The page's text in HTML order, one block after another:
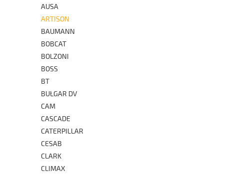
AUSA
ARTISON
BAUMANN
BOBCAT
BOLZONI
BOSS
BT
BUŁGAR DV
CAM
CASCADE
CATERPILLAR
CESAB
CLARK
CLIMAX